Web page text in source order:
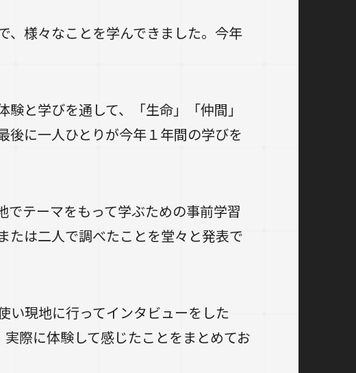
、様々なことを学んできました。今年
と学びを通して、「生命」「仲間」
後に一人ひとりが今年１年間の学びを
テーマをもって学ぶための事前学習
たは二人で調べたことを堂々と発表で
い現地に行ってインタビューをした
際に体験して感じたことをまとめてお